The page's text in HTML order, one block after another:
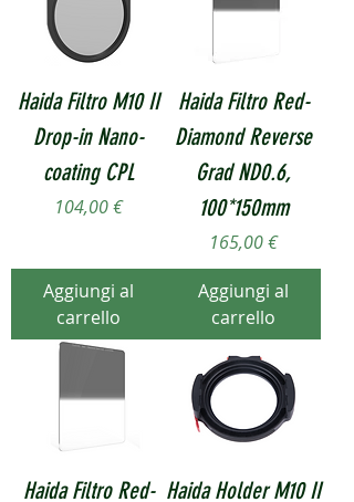
Haida Filtro M10 II
Drop-in Nano-
coating CPL
Prezzo
104,00 €
Aggiungi al
carrello
Haida Filtro Red-
Diamond Reverse
Grad ND0.6,
100*150mm
Prezzo
165,00 €
Aggiungi al
carrello
Haida Filtro Red- Haida Holder M10 II